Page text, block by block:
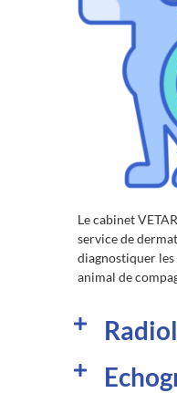
Le cabinet
service de
diagnostiquer
animal de